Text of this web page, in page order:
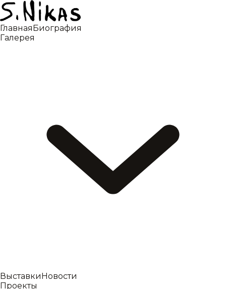
ГлавнаяБиография
Галерея
ВыставкиНовости
Проекты